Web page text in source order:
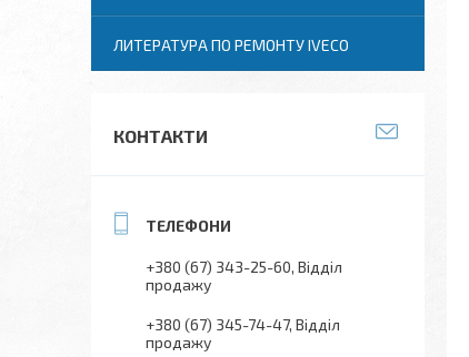
ЛИТЕРАТУРА ПО РЕМОНТУ IVECO
КОНТАКТИ
+380 (67) 343-25-60 Відділ
продажу
+380 (67) 345-74-47 Відділ
продажу